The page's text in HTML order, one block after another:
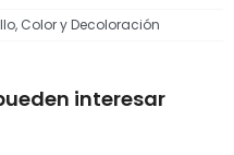
Color y Decoloración
interesar